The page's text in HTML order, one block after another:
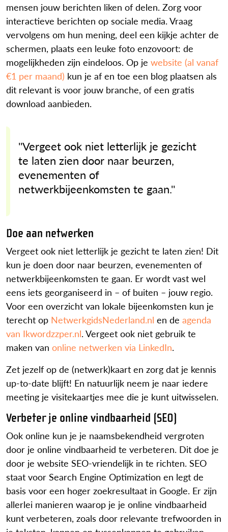
mensen jouw berichten liken of delen. Zorg voor
interactieve berichten op sociale media. Vraag
vervolgens om hun mening, deel een kijkje achter de
schermen, plaats een leuke foto enzovoort: de
mogelijkheden zijn eindeloos. Op je website (al vanaf
€1 per maand) kun je af en toe een blog plaatsen als
dit relevant is voor jouw branche, of een gratis
download aanbieden.
''Vergeet ook niet letterlijk je gezicht
te laten zien door naar beurzen,
evenementen of
netwerkbijeenkomsten te gaan.''
Doe aan netwerken
Vergeet ook niet letterlijk je gezicht te laten zien! Dit
kun je doen door naar beurzen, evenementen of
netwerkbijeenkomsten te gaan. Er wordt vast wel
eens iets georganiseerd in – of buiten – jouw regio.
Voor een overzicht van lokale bijeenkomsten kun je
terecht op NetwerkgidsNederland.nl en de agenda
van Ikwordzzper.nl. Vergeet ook niet gebruik te
maken van online netwerken via LinkedIn.
Zet jezelf op de (netwerk)kaart en zorg dat je kennis
up-to-date blijft! En natuurlijk neem je naar iedere
meeting je visitekaartjes mee die je kunt uitwisselen.
Verbeter je online vindbaarheid (SEO)
Ook online kun je je naamsbekendheid vergroten
door je online vindbaarheid te verbeteren. Dit doe je
door je website SEO-vriendelijk in te richten. SEO
staat voor Search Engine Optimization en legt de
basis voor een hoger zoekresultaat in Google. Er zijn
allerlei manieren waarop je je online vindbaarheid
kunt verbeteren, zoals door relevante trefwoorden in